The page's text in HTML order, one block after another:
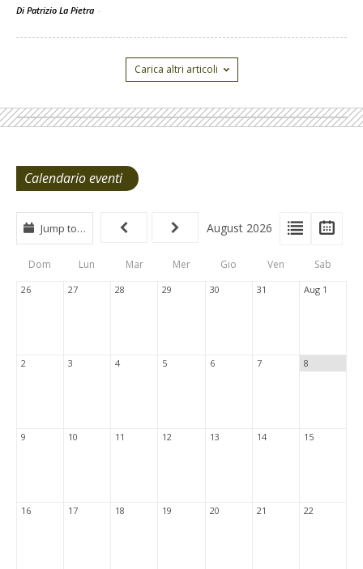
Di Patrizio La Pietra -
Carica altri articoli
Calendario eventi
View
Type
Tabs
View
List
Jump to… August 2026
Dom Lun Mar Mer Gio Ven Sab
26 27 28 29 30 31 Aug 1
2 3 4 5 6 7 8
9 10 11 12 13 14 15
16 17 18 19 20 21 22